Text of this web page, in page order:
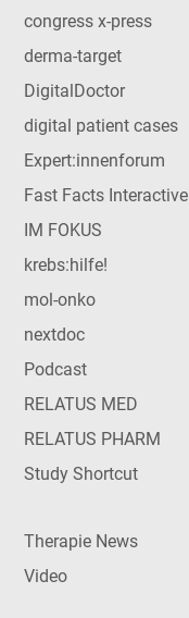
congress x-press
derma-target
DigitalDoctor
digital patient cases
Expert:innenforum
Fast Facts Interactive
IM FOKUS
krebs:hilfe!
mol-onko
nextdoc
Podcast
RELATUS MED
RELATUS PHARM
Study Shortcut
Therapie News
Video